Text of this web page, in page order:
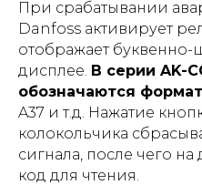
При срабатывании
Danfoss активирует
отображает
дисплее. В серии AK-
обозначаются
A37 и т.д. Нажатие
колокольчика
сигнала, после чего
код для чтения.